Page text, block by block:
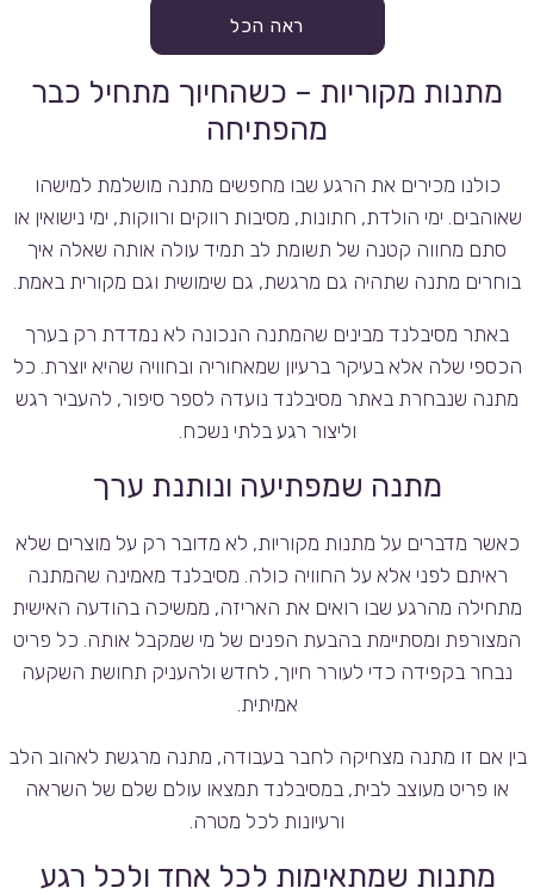
ראה הכל
מתנות מקוריות – כשהחיוך מתחיל כבר
מהפתיחה
כולנו מכירים את הרגע שבו מחפשים מתנה מושלמת למישהו
שאוהבים. ימי הולדת, חתונות, מסיבות רווקים ורווקות, ימי נישואין או
סתם מחווה קטנה של תשומת לב תמיד עולה אותה שאלה איך
בוחרים מתנה שתהיה גם מרגשת, גם שימושית וגם מקורית באמת.
באתר מסיבלנד מבינים שהמתנה הנכונה לא נמדדת רק בערך
הכספי שלה אלא בעיקר ברעיון שמאחוריה ובחוויה שהיא יוצרת. כל
מתנה שנבחרת באתר מסיבלנד נועדה לספר סיפור, להעביר רגש
וליצור רגע בלתי נשכח.
מתנה שמפתיעה ונותנת ערך
כאשר מדברים על מתנות מקוריות, לא מדובר רק על מוצרים שלא
ראיתם לפני אלא על החוויה כולה. מסיבלנד מאמינה שהמתנה
מתחילה מהרגע שבו רואים את האריזה, ממשיכה בהודעה האישית
המצורפת ומסתיימת בהבעת הפנים של מי שמקבל אותה. כל פריט
נבחר בקפידה כדי לעורר חיוך, לחדש ולהעניק תחושת השקעה
אמיתית.
בין אם זו מתנה מצחיקה לחבר בעבודה, מתנה מרגשת לאהוב הלב
או פריט מעוצב לבית, במסיבלנד תמצאו עולם שלם של השראה
ורעיונות לכל מטרה.
מתנות שמתאימות לכל אחד ולכל רגע